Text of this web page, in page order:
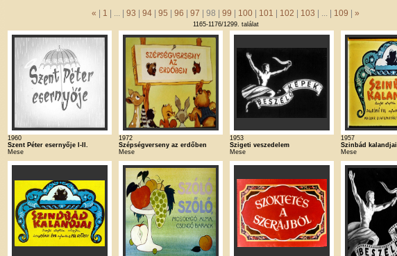
« | 1 | ... | 93 | 94 | 95 | 96 | 97 | 98 | 99 | 100 | 101 | 102 | 103 | ... | 109 | »
1165-1176/1299. találat
1960
Szent Péter esernyője I-II.
Mese
1972
Szépségverseny az erdőben
Mese
1953
Szigeti veszedelem
Mese
1957
Szinbád kalandjai
Mese